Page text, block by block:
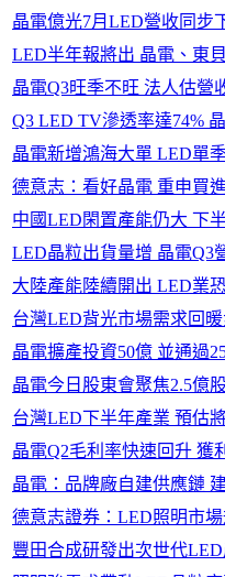
晶電億光7月LED營收同步
LED半年報將出 晶電、東
晶電Q3旺季不旺 法人估營
Q3 LED TV滲透率達74%
晶電新增鴻海大單 LED單
德意志：看好晶電 重申買
中國LED閑置產能仍大 下
LED晶粒出貨量增 晶電Q3
大陸產能陸續開出 LED業
台灣LED背光市場需求回
晶電擴產投資50億 並通過
晶電今日股東會聚焦2.5億
台灣LED下半年產業 預估
晶電Q2毛利率快速回升 獲
晶電：品牌廠自建供應鏈
德意志證券：LED照明市
豐田合成研發出次世代